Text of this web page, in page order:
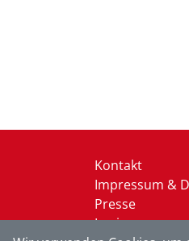
Kontakt
Impressum &
Presse
Login